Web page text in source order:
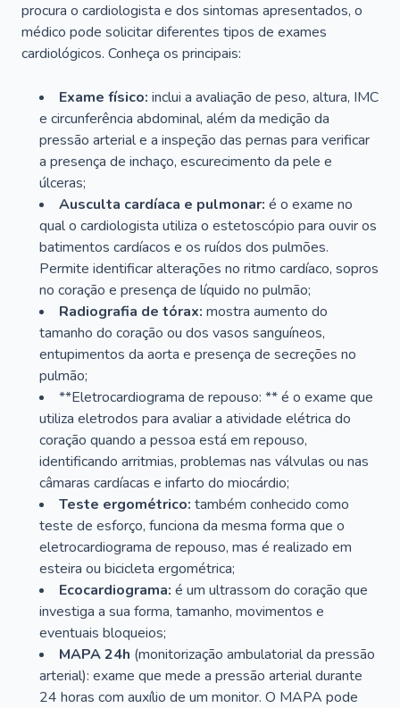
procura o cardiologista e dos sintomas apresentados, o
médico pode solicitar diferentes tipos de exames
cardiológicos. Conheça os principais:
Exame físico: inclui a avaliação de peso, altura, IMC
e circunferência abdominal, além da medição da
pressão arterial e a inspeção das pernas para verificar
a presença de inchaço, escurecimento da pele e
úlceras;
Ausculta cardíaca e pulmonar: é o exame no
qual o cardiologista utiliza o estetoscópio para ouvir os
batimentos cardíacos e os ruídos dos pulmões.
Permite identificar alterações no ritmo cardíaco, sopros
no coração e presença de líquido no pulmão;
Radiografia de tórax: mostra aumento do
tamanho do coração ou dos vasos sanguíneos,
entupimentos da aorta e presença de secreções no
pulmão;
**Eletrocardiograma de repouso: ** é o exame que
utiliza eletrodos para avaliar a atividade elétrica do
coração quando a pessoa está em repouso,
identificando arritmias, problemas nas válvulas ou nas
câmaras cardíacas e infarto do miocárdio;
Teste ergométrico: também conhecido como
teste de esforço, funciona da mesma forma que o
eletrocardiograma de repouso, mas é realizado em
esteira ou bicicleta ergométrica;
Ecocardiograma: é um ultrassom do coração que
investiga a sua forma, tamanho, movimentos e
eventuais bloqueios;
MAPA 24h (monitorização ambulatorial da pressão
arterial): exame que mede a pressão arterial durante
24 horas com auxílio de um monitor. O MAPA pode